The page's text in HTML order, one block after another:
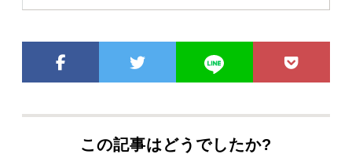
この記事はどうでしたか?